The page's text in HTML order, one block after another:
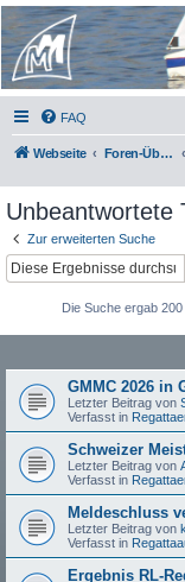
Micro Magic
Deutschland
FAQ
Webseite Foren-Übersicht
Unbeantwortete
Zur erweiterten Suche
Die Suche ergab
GMMC 2026 in
Letzter Beitrag von
Verfasst in
Schweizer
Letzter Beitrag von
Verfasst in
Meldeschluss
Letzter Beitrag von
Verfasst in
Ergebnis RL-